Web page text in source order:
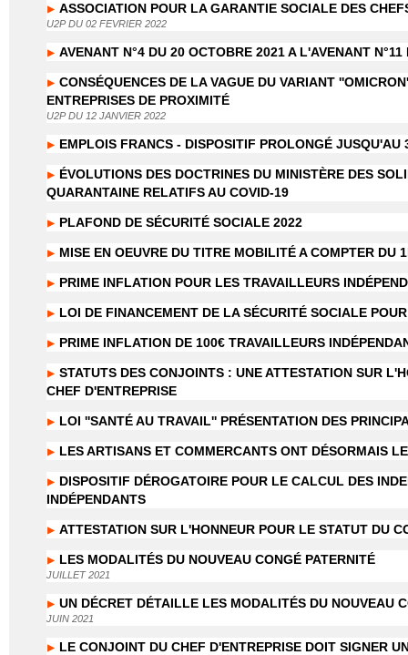
ASSOCIATION POUR LA GARANTIE SOCIALE DES
U2P DU 02 FEVRIER 2022
AVENANT N°4 DU 20 OCTOBRE 2021 A L'AVENANT
CONSÉQUENCES DE LA VAGUE DU VARIANT
ENTREPRISES DE PROXIMITÉ
U2P DU 12 JANVIER 2022
EMPLOIS FRANCS - DISPOSITIF PROLONGÉ JUSQU'AU
ÉVOLUTIONS DES DOCTRINES DU MINISTÈRE DES
QUARANTAINE RELATIFS AU COVID-19
PLAFOND DE SÉCURITÉ SOCIALE 2022
MISE EN OEUVRE DU TITRE MOBILITÉ A COMPTER DU
PRIME INFLATION POUR LES TRAVAILLEURS
LOI DE FINANCEMENT DE LA SÉCURITÉ SOCIALE
PRIME INFLATION DE 100€ TRAVAILLEURS
STATUTS DES CONJOINTS : UNE ATTESTATION SUR
CHEF D'ENTREPRISE
LOI ''SANTÉ AU TRAVAIL'' PRÉSENTATION DES
LES ARTISANS ET COMMERCANTS ONT DÉSORMAIS
DISPOSITIF DÉROGATOIRE POUR LE CALCUL DES
INDÉPENDANTS
ATTESTATION SUR L'HONNEUR POUR LE STATUT DU
LES MODALITÉS DU NOUVEAU CONGÉ PATERNITÉ
JUILLET 2021
UN DÉCRET DÉTAILLE LES MODALITÉS DU NOUVEAU
JUIN 2021
LE CONJOINT DU CHEF D'ENTREPRISE DOIT SIGNER